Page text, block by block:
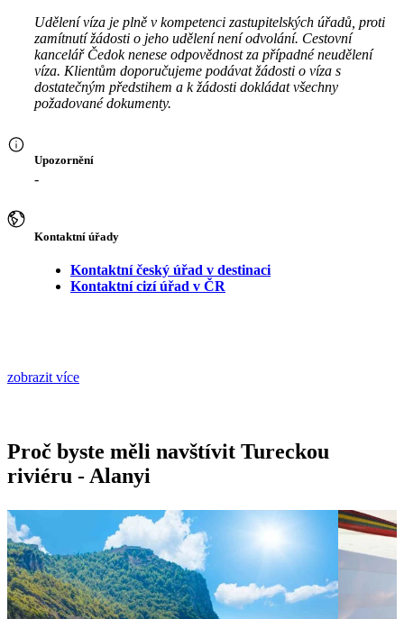
Udělení víza je plně v kompetenci zastupitelských úřadů, proti
zamítnutí žádosti o jeho udělení není odvolání. Cestovní
kancelář Čedok nenese odpovědnost za případné neudělení
víza. Klientům doporučujeme podávat žádosti o víza s
dostatečným předstihem a k žádosti dokládat všechny
požadované dokumenty.
Upozornění
-
Kontaktní úřady
Kontaktní český úřad v destinaci
Kontaktní cizí úřad v ČR
zobrazit více
Proč byste měli navštívit Tureckou
riviéru - Alanyi